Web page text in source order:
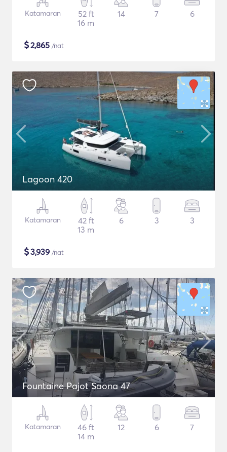
Katamaran
52 ft
16 m
14 7 6
$2,865 /nat
Lagoon 420
Katamaran
42 ft
13 m
6 3 3
$3,939 /nat
Fountaine Pajot Saona 47
Katamaran
46 ft
14 m
12 6 7